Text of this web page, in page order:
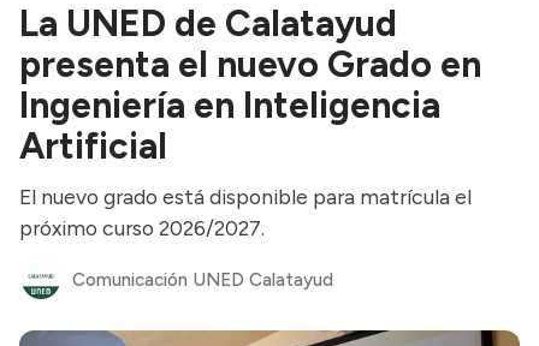
La UNED de Calatayud
presenta el nuevo Grado en
Ingeniería en Inteligencia
Artificial
El nuevo grado está disponible para matrícula el
próximo curso 2026/2027.
Comunicación UNED Calatayud